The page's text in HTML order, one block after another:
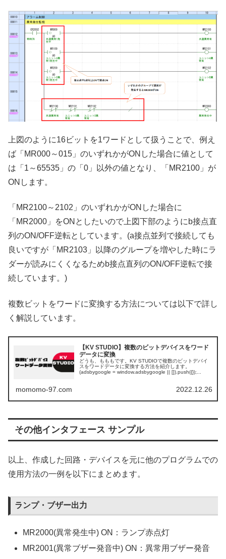
上図のように16ビットを1ワードとして扱うことで、例え
ば「MR000～015」のいずれかがONした場合に値として
は「1～65535」の「0」以外の値となり、「MR2100」が
ONします。
「MR2100～2102」のいずれかがONした場合に
「MR2000」をONとしたいので上図下部のようにb接点直
列のON/OFF逆転としています。(a接点並列で接続しても
良いですが「MR2103」以降のグループを増やした時にラ
ダーが読みにくくなるためb接点直列のON/OFF逆転で接
続しています。)
複数ビットをワードに変換する方法については以下で詳し
く解説しています。
【KV STUDIO】複数のビットデバイスをワード
データに変換
どうも、もももです。KV STUDIOで複数のビットデバイ
スをワードデータに変換する方法を紹介します。
(adsbygoogle = window.adsbygoogle || []).push({});...
momomo-97.com 2022.12.26
その他インタフェース サンプル
以上、作成した回路・デバイスを元に他のプログラムでの
使用方法の一例を以下にまとめます。
ランプ・ブザー出力
MR2000(異常発生中) ON：ランプ赤点灯
MR2001(異常ブザー発音中) ON：異常用ブザー発音